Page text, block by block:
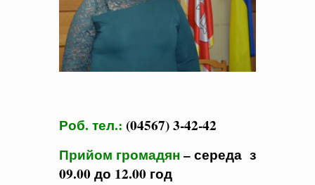
Роб. тел.: (04567) 3-42-42
Прийом громадян– середа з
09.00 до 12.00 год